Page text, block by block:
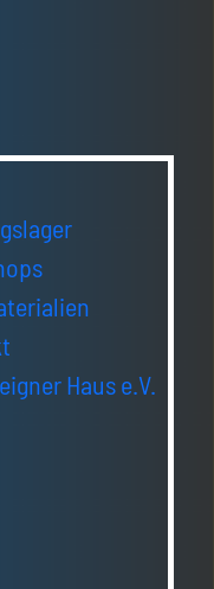
Haus e.V.